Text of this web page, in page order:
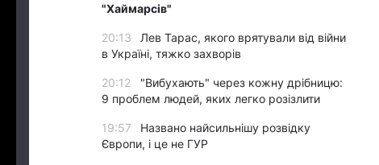
"Хаймарсів"
20:13
Лев Тарас, якого врятували від війни
в Україні, тяжко захворів
20:12
"Вибухають" через кожну дрібницю:
9 проблем людей, яких легко розізлити
19:57
Названо найсильнішу розвідку
Європи, і це не ГУР